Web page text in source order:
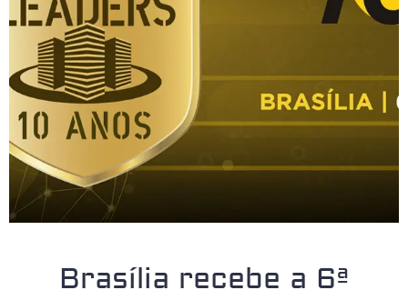
Brasília recebe a 6ª